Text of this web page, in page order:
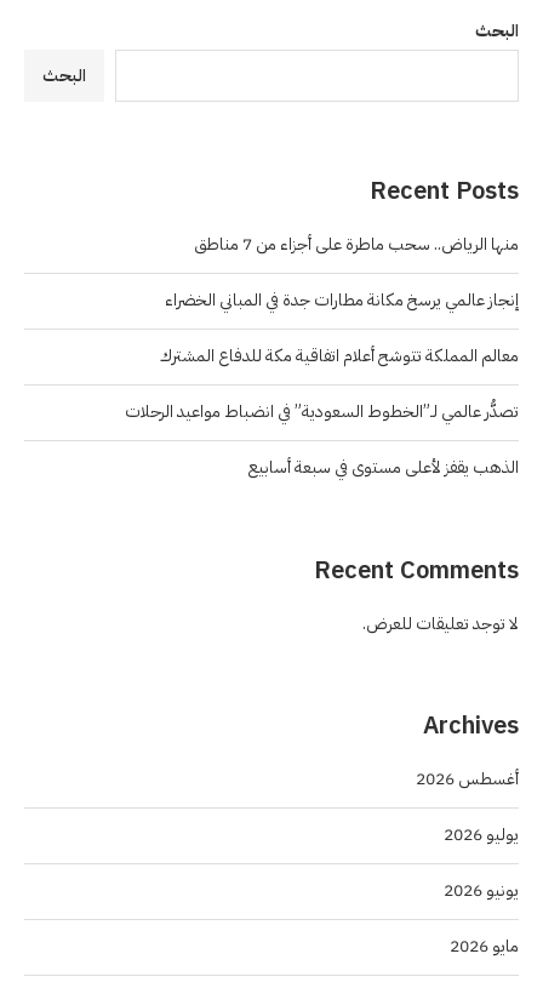
البحث
البحث
Recent Posts
منها الرياض.. سحب ماطرة على أجزاء من 7 مناطق
إنجاز عالمي يرسخ مكانة مطارات جدة في المباني الخضراء
معالم المملكة تتوشح أعلام اتفاقية مكة للدفاع المشترك
تصدُّر عالمي لـ”الخطوط السعودية” في انضباط مواعيد الرحلات
الذهب يقفز لأعلى مستوى في سبعة أسابيع
Recent Comments
لا توجد تعليقات للعرض.
Archives
أغسطس 2026
يوليو 2026
يونيو 2026
مايو 2026